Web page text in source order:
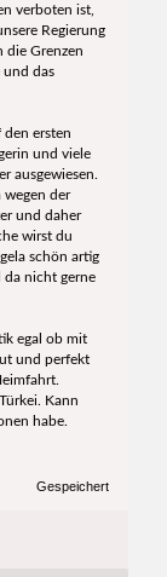
verboten ist,
Regierung
die Grenzen
und das
den ersten
und viele
ausgewiesen.
wegen der
und daher
wirst du
schön artig
da nicht gerne
egal ob mit
und perfekt
Kann
habe.
Gespeichert